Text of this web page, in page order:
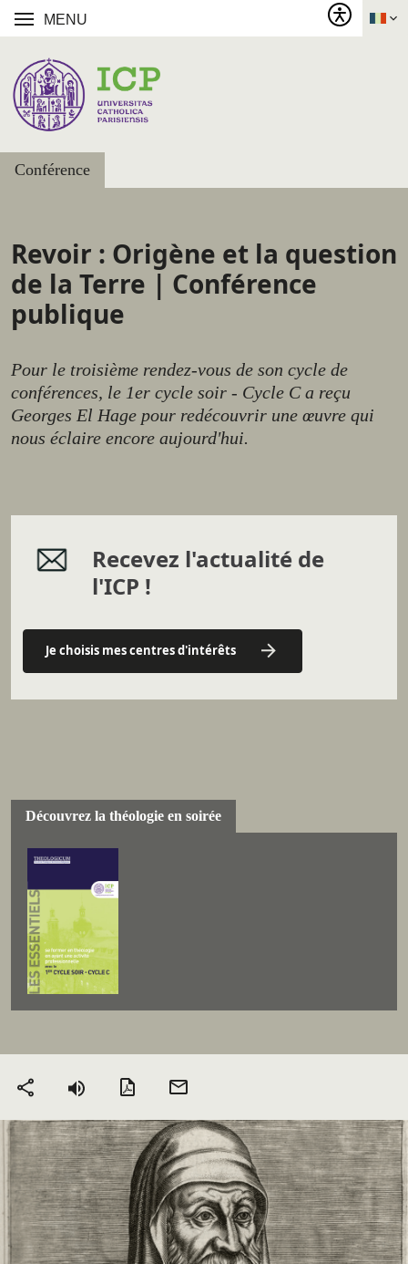
MENU
Conférence
Revoir : Origène et la question
de la Terre | Conférence
publique
Pour le troisième rendez-vous de son cycle de
conférences, le 1er cycle soir - Cycle C a reçu
Georges El Hage pour redécouvrir une œuvre qui
nous éclaire encore aujourd'hui.
Recevez l'actualité de
l'ICP !
Je choisis mes centres d'intérêts
Découvrez la théologie en soirée
Partager Version PDF